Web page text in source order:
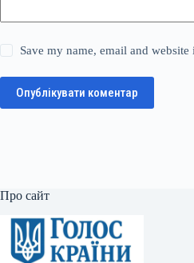
Save my name, email and
Опублікувати коментар
Про сайт